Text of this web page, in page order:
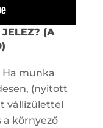
(A
Ha munka
(nyitott
vállízülettel
a környező